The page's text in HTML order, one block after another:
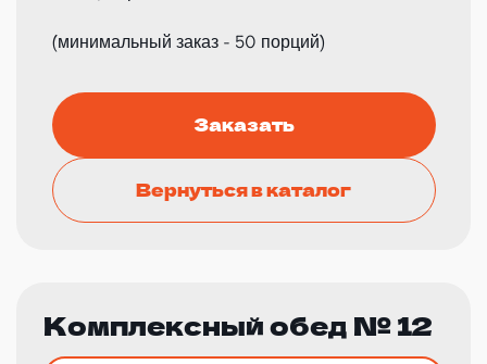
(минимальный заказ - 50 порций)
Заказать
Вернуться в каталог
Комплексный обед № 12